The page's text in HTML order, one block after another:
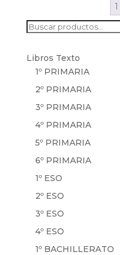
1
Buscar
Libros Texto
1º PRIMARIA
2º PRIMARIA
3º PRIMARIA
4º PRIMARIA
5º PRIMARIA
6º PRIMARIA
1º ESO
2º ESO
3º ESO
4º ESO
1º BACHILLERATO